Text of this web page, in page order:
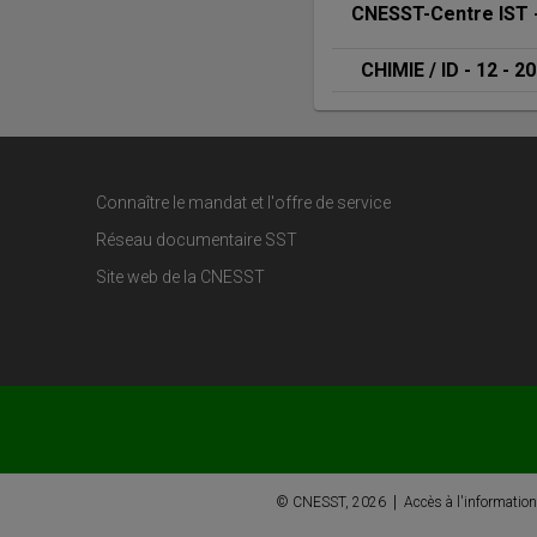
CNESST-Centre IST
CHIMIE / ID - 12 -
Connaître le mandat et l'offre de service
Réseau documentaire SST
Site web de la CNESST
© CNESST, 2026 Accès à l'information